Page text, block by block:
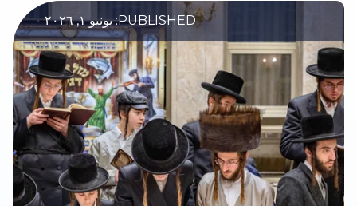
PUBLISHED: يونيو ١, ٢٠٢٦